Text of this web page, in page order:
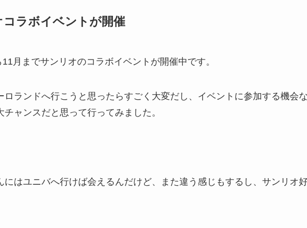
ラボイベントが開催
月までサンリオのコラボイベントが開催中です。
ロランドへ行こうと思ったらすごく大変だし、イベントに参加する機会
ャンスだと思って行ってみました。
にはユニバへ行けば会えるんだけど、また違う感じもするし、サンリオ